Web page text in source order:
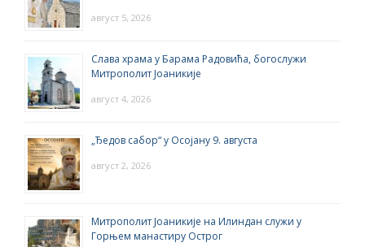
август 5, 2026
Слава храма у Барама Радовића, богослужи
Митрополит Јоаникије
август 4, 2026
„Ђедов сабор“ у Осојану 9. августа
август 2, 2026
Митрополит Јоаникије на Илиндан служи у
Горњем манастиру Острог